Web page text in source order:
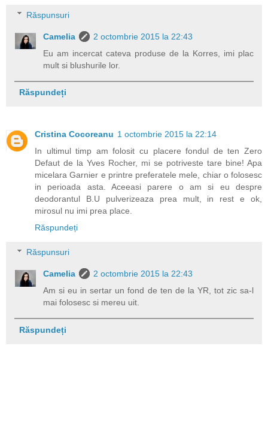
Răspunsuri
Camelia
2 octombrie 2015 la 22:43
Eu am incercat cateva produse de la Korres, imi plac
mult si blushurile lor.
Răspundeți
Cristina Cocoreanu 1 octombrie 2015 la 22:14
In ultimul timp am folosit cu placere fondul de ten Zero
Defaut de la Yves Rocher, mi se potriveste tare bine! Apa
micelara Garnier e printre preferatele mele, chiar o folosesc
in perioada asta. Aceeasi parere o am si eu despre
deodorantul B.U pulverizeaza prea mult, in rest e ok,
mirosul nu imi prea place.
Răspundeți
Răspunsuri
Camelia
2 octombrie 2015 la 22:43
Am si eu in sertar un fond de ten de la YR, tot zic sa-l
mai folosesc si mereu uit.
Răspundeți